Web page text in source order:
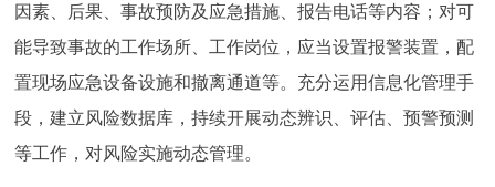
因素、后果、事故预防及应急措施、报告电话等内容；对可
能导致事故的工作场所、工作岗位，应当设置报警装置，配
置现场应急设备设施和撤离通道等。充分运用信息化管理手
段，建立风险数据库，持续开展动态辨识、评估、预警预测
等工作，对风险实施动态管理。